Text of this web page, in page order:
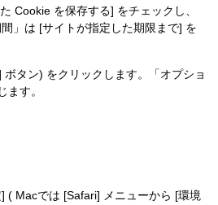
Cookie を保存する] をチェックし、
間」は [サイトが指定した期限まで] を
タン) をクリックします。「オプショ
ます。
( Macでは [Safari] メニューから [環境